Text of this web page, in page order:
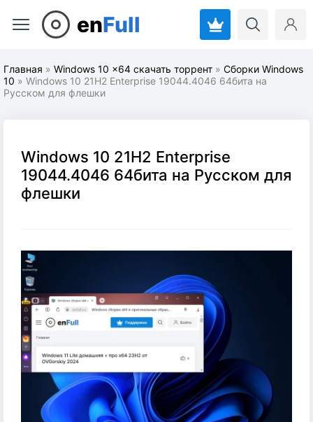
enFull
Главная » Windows 10 x64 скачать торрент » Cборки Windows
10 » Windows 10 21H2 Enterprise 19044.4046 64бита на
Русском для флешки
Windows 10 21H2 Enterprise
19044.4046 64бита на Русском для
флешки